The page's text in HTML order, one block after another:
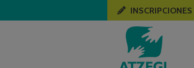
INSCRIPCIONES